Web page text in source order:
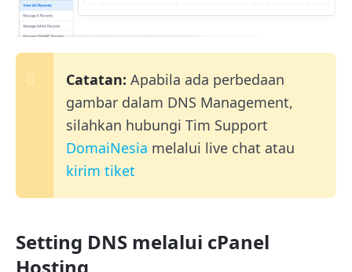
Catatan: Apabila ada perbedaan
gambar dalam DNS Management,
silahkan hubungi Tim Support
DomaiNesia melalui live chat atau
kirim tiket
Setting DNS melalui cPanel
Hosting